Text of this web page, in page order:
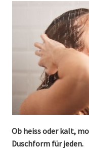
Ob heiss oder kalt,
Duschform für jeden.